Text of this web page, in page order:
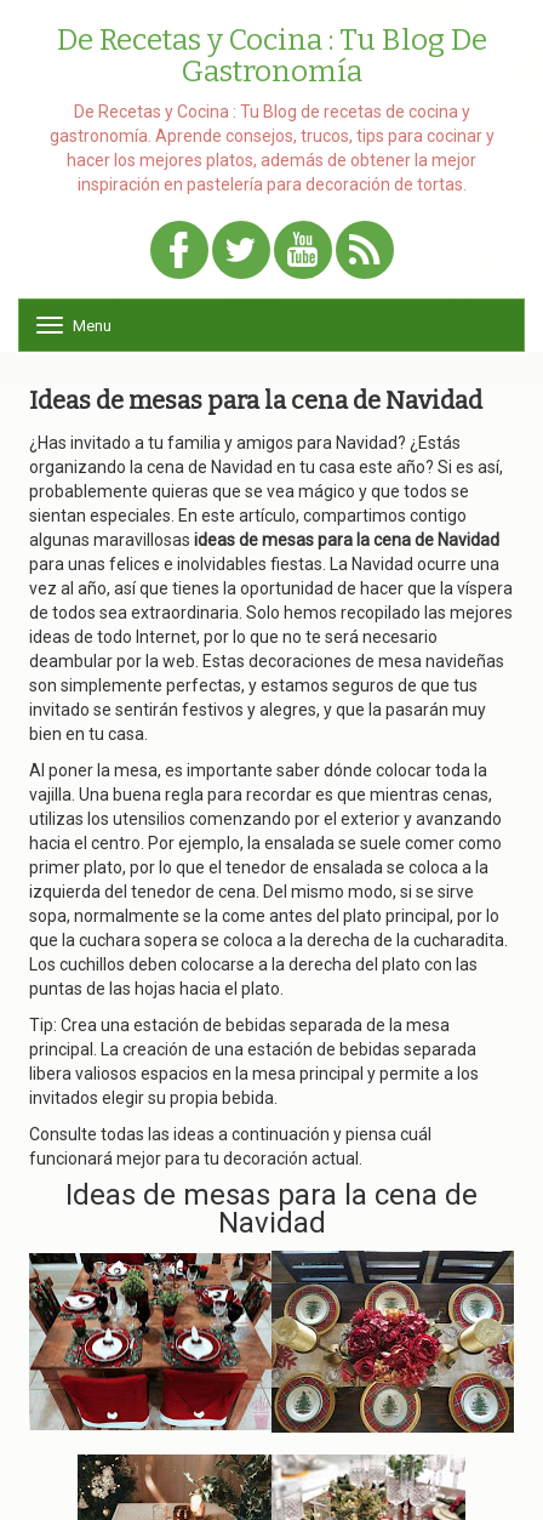
De Recetas y Cocina : Tu Blog De
Gastronomía
De Recetas y Cocina : Tu Blog de recetas de cocina y
gastronomía. Aprende consejos, trucos, tips para cocinar y
hacer los mejores platos, además de obtener la mejor
inspiración en pastelería para decoración de tortas.
o
g
l
e
n
a
v
i
g
a
t
i
o
n
Menu
Ideas de mesas para la cena de Navidad
¿Has invitado a tu familia y amigos para Navidad? ¿Estás
organizando la cena de Navidad en tu casa este año? Si es así,
probablemente quieras que se vea mágico y que todos se
sientan especiales. En este artículo, compartimos contigo
algunas maravillosas ideas de mesas para la cena de Navidad
para unas felices e inolvidables fiestas. La Navidad ocurre una
vez al año, así que tienes la oportunidad de hacer que la víspera
de todos sea extraordinaria. Solo hemos recopilado las mejores
ideas de todo Internet, por lo que no te será necesario
deambular por la web. Estas decoraciones de mesa navideñas
son simplemente perfectas, y estamos seguros de que tus
invitado se sentirán festivos y alegres, y que la pasarán muy
bien en tu casa.
Al poner la mesa, es importante saber dónde colocar toda la
vajilla. Una buena regla para recordar es que mientras cenas,
utilizas los utensilios comenzando por el exterior y avanzando
hacia el centro. Por ejemplo, la ensalada se suele comer como
primer plato, por lo que el tenedor de ensalada se coloca a la
izquierda del tenedor de cena. Del mismo modo, si se sirve
sopa, normalmente se la come antes del plato principal, por lo
que la cuchara sopera se coloca a la derecha de la cucharadita.
Los cuchillos deben colocarse a la derecha del plato con las
puntas de las hojas hacia el plato.
Tip: Crea una estación de bebidas separada de la mesa
principal. La creación de una estación de bebidas separada
libera valiosos espacios en la mesa principal y permite a los
invitados elegir su propia bebida.
Consulte todas las ideas a continuación y piensa cuál
funcionará mejor para tu decoración actual.
Ideas de mesas para la cena de
Navidad